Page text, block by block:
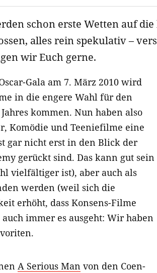
schon erste Wetten auf
alles rein spekulativ –
wir Euch gerne.
Gala am 7. März 2010 wird
in die engere Wahl für den
kommen. Nun haben also
Komödie und Teeniefilme eine
gar nicht erst in den Blick der
gerückt sind. Das kann gut sein
vielfältiger ist), aber auch als
werden (weil sich die
erhöht, dass Konsens-Filme
immer es ausgeht: Wir haben
A Serious Man von den Coen-